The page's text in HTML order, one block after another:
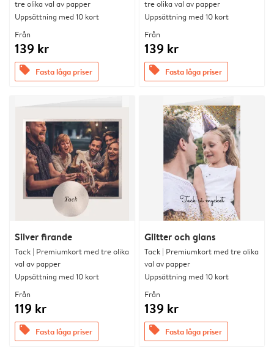
tre olika val av papper
Uppsättning med 10 kort
Från
139 kr
offers Fasta låga priser
tre olika val av papper
Uppsättning med 10 kort
Från
139 kr
offers Fasta låga priser
Silver firande
Tack | Premiumkort med tre olika
val av papper
Uppsättning med 10 kort
Från
119 kr
offers Fasta låga priser
Glitter och glans
Tack | Premiumkort med tre olika
val av papper
Uppsättning med 10 kort
Från
139 kr
offers Fasta låga priser